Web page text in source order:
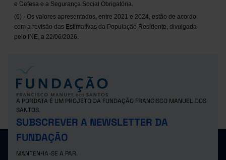
e Defesa e a Segurança Social Obrigatória.
(6) - Os valores apresentados, entre 2021 e 2024, estão de acordo
com a revisão das Estimativas da População Residente, divulgada
pelo INE, a 22/06/2026.
A PORDATA É UM PROJETO DA FUNDAÇÃO FRANCISCO MANUEL DOS
SANTOS.
SUBSCREVER A NEWSLETTER DA
FUNDAÇÃO
MANTENHA-SE A PAR.